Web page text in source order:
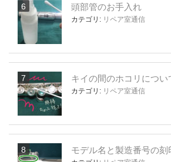
頭部管のお手入れ
カテゴリ: リペア室通信
キイの間のホコリについ
カテゴリ: リペア室通信
モデル名と製造番号の刻